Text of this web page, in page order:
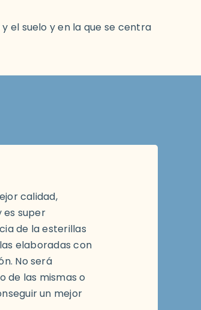
el suelo y en la que se centra
calidad,
es super
de la esterillas
elaboradas con
No será
de las mismas o
un mejor